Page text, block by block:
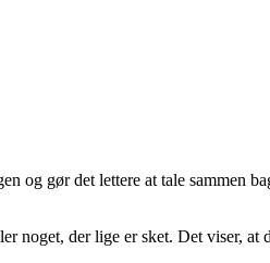
og gør det lettere at tale sammen
noget, der lige er sket. Det viser,